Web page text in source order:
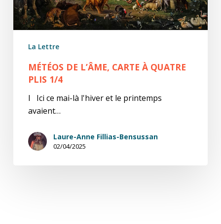
La Lettre
MÉTÉOS DE L’ÂME, CARTE À QUATRE
PLIS 1/4
I Ici ce mai-là l'hiver et le printemps
avaient…
Laure-Anne Fillias-Bensussan
02/04/2025